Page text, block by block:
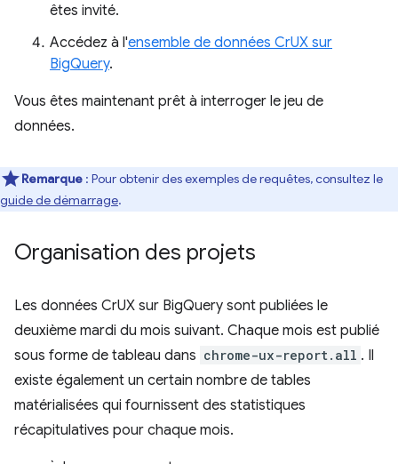
êtes invité.
Accédez à l'ensemble de données CrUX sur
BigQuery.
Vous êtes maintenant prêt à interroger le jeu de
données.
Remarque : Pour obtenir des exemples de requêtes, consultez le
guide de démarrage.
Organisation des projets
Les données CrUX sur BigQuery sont publiées le
deuxième mardi du mois suivant. Chaque mois est publié
sous forme de tableau dans chrome-ux-report.all . Il
existe également un certain nombre de tables
matérialisées qui fournissent des statistiques
récapitulatives pour chaque mois.